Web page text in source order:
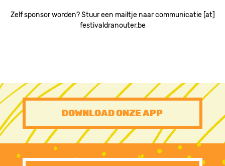
Zelf sponsor worden? Stuur een mailtje naar communicatie [at]
festivaldranouter.be
PRE
FOOTER
CTA
DOWNLOAD ONZE APP